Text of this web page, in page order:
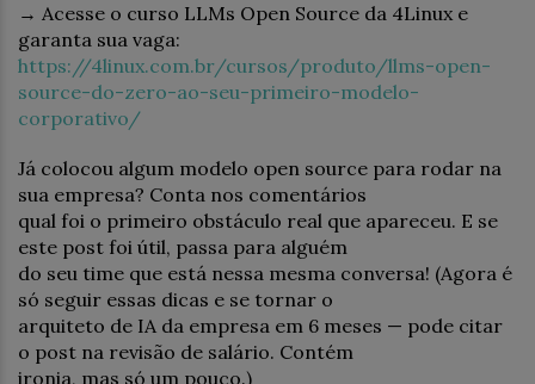
→ Acesse o curso LLMs Open Source da 4Linux e
garanta sua vaga:
https://4linux.com.br/cursos/produto/llms-open-
source-do-zero-ao-seu-primeiro-modelo-
corporativo/
Já colocou algum modelo open source para rodar na
sua empresa? Conta nos comentários
qual foi o primeiro obstáculo real que apareceu. E se
este post foi útil, passa para alguém
do seu time que está nessa mesma conversa! (Agora é
só seguir essas dicas e se tornar o
arquiteto de IA da empresa em 6 meses — pode citar
o post na revisão de salário. Contém
ironia, mas só um pouco.)